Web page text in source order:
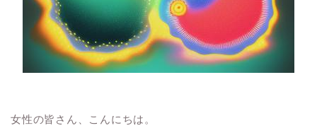
女性の皆さん、こんにちは。